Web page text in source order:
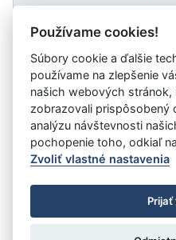
Návrat späť
Vystavil:
Úrad vlády SR
- Všetky
Prehlásenie o prístupnosti
Nastavenia cookies
Používame cookies!
Súbory cookie a ďalšie
používame na zlepšenie
našich webových stránok,
zobrazovali prispôsobený
analýzu návštevnosti
pochopenie toho, odkiaľ
Zvoliť vlastné nastavenia